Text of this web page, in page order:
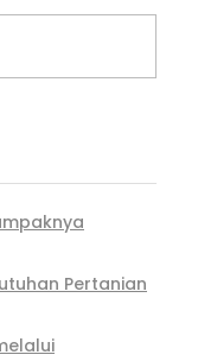
Pertanian